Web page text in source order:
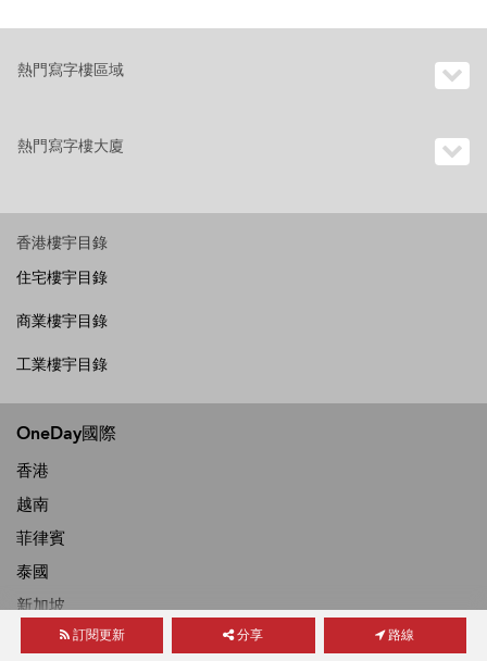
訂閱更新 分享 路線
熱門寫字樓區域
熱門寫字樓大廈
香港樓宇目錄
住宅樓宇目錄
商業樓宇目錄
工業樓宇目錄
OneDay國際
香港
越南
菲律賓
泰國
新加坡
馬來西亞